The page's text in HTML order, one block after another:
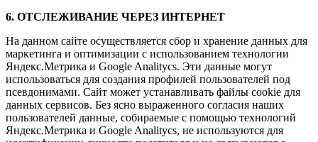
6. ОТСЛЕЖИВАНИЕ ЧЕРЕЗ ИНТЕРНЕТ
На данном сайте осуществляется сбор и хранение данных для
маркетинга и оптимизации с использованием технологии
Яндекс.Метрика и Google Analitycs. Эти данные могут
использоваться для создания профилей пользователей под
псевдонимами. Сайт может устанавливать файлы cookie для
данных сервисов. Без ясно выраженного согласия наших
пользователей данные, собираемые с помощью технологий
Яндекс.Метрика и Google Analitycs, не используются для